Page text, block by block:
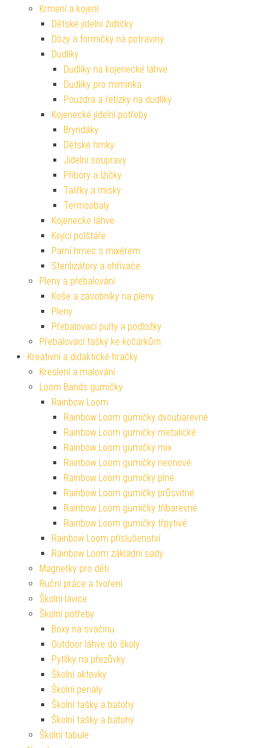
Krmení a kojení
Dětské jídelní židličky
Dózy a formičky na potraviny
Dudlíky
Dudlíky na kojenecké láhve
Dudlíky pro miminka
Pouzdra a řetízky na dudlíky
Kojenecké jídelní potřeby
Bryndáky
Dětské hrnky
Jídelní soupravy
Příbory a lžičky
Talířky a misky
Termoobaly
Kojenecké láhve
Kojící polštáře
Parní hrnec s mixérem
Sterilizátory a ohřívače
Pleny a přebalování
Koše a zásobníky na pleny
Pleny
Přebalovací pulty a podložky
Přebalovací tašky ke kočárkům
Kreativní a didaktické hračky
Kreslení a malování
Loom Bands gumičky
Rainbow Loom
Rainbow Loom gumičky dvoubarevné
Rainbow Loom gumičky metalické
Rainbow Loom gumičky mix
Rainbow Loom gumičky neonové
Rainbow Loom gumičky plné
Rainbow Loom gumičky průsvitné
Rainbow Loom gumičky tříbarevné
Rainbow Loom gumičky třpytivé
Rainbow Loom příslušenství
Rainbow Loom základní sady
Magnetky pro děti
Ruční práce a tvoření
Školní lavice
Školní potřeby
Boxy na svačinu
Outdoor láhve do školy
Pytlíky na přezůvky
Školní aktovky
Školní penály
Školní tašky a batohy
Školní tašky a batohy
Školní tabule